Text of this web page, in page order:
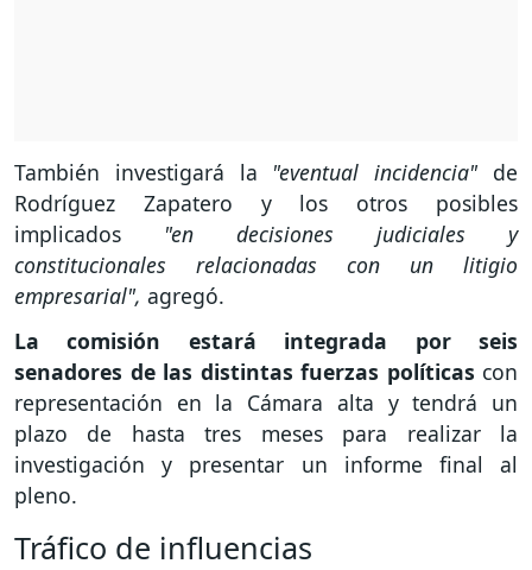
También investigará la "eventual incidencia"de
Rodríguez Zapatero y los otros posibles
implicados "en decisiones judiciales y
constitucionales relacionadas con un litigio
empresarial", agregó.
La comisión estará integrada por seis
senadores de las distintas fuerzas políticas con
representación en la Cámara alta y tendrá un
plazo de hasta tres meses para realizar la
investigación y presentar un informe final al
pleno.
Tráfico de influencias